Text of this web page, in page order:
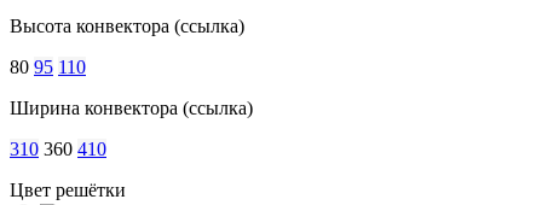
Высота конвектора (ссылка)
80 95 110
Ширина конвектора (ссылка)
310 360 410
Цвет решётки